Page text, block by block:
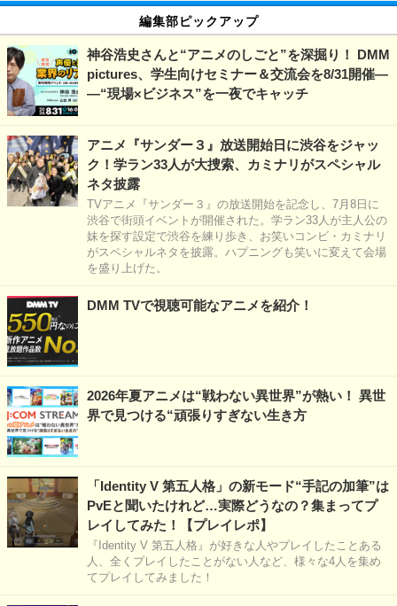
編集部ピックアップ
神谷浩史さんと“アニメのしごと”を深掘り！ DMM
pictures、学生向けセミナー＆交流会を8/31開催―
―“現場×ビジネス”を一夜でキャッチ
アニメ『サンダー３』放送開始日に渋谷をジャッ
ク！学ラン33人が大捜索、カミナリがスペシャル
ネタ披露
TVアニメ『サンダー３』の放送開始を記念し、7月8日に
渋谷で街頭イベントが開催された。学ラン33人が主人公の
妹を探す設定で渋谷を練り歩き、お笑いコンビ・カミナリ
がスペシャルネタを披露。ハプニングも笑いに変えて会場
を盛り上げた。
DMM TVで視聴可能なアニメを紹介！
2026年夏アニメは“戦わない異世界”が熱い！ 異世
界で見つける“頑張りすぎない生き方
「Identity V 第五人格」の新モード“手記の加筆”は
PvEと聞いたけれど…実際どうなの？集まってプ
レイしてみた！【プレイレポ】
『Identity V 第五人格』が好きな人やプレイしたことある
人、全くプレイしたことがない人など、様々な4人を集め
てプレイしてみました！